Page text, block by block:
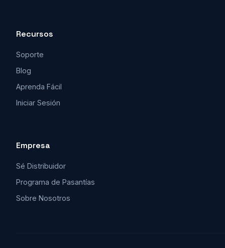
Recursos
Soporte
Blog
Aprenda Fácil
Iniciar Sesión
Empresa
Sé Distribuidor
Programa de Pasantías
Sobre Nosotros